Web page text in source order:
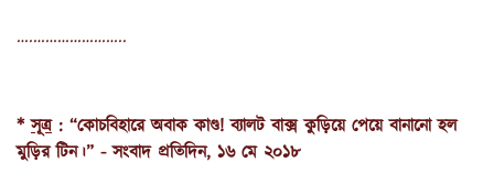
….…………………..
*সূত্র: “কোচবিহারে অবাক কাণ্ড! ব্যালট বাক্স কুড়িয়ে পেয়ে বানানো হল
মুড়ির টিন।” - সংবাদ প্রতিদিন, ১৬ মে ২০১৮